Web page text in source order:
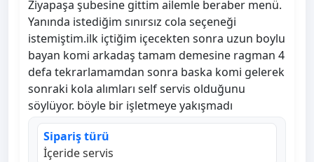
Ziyapaşa şubesine gittim ailemle beraber menü.
Yanında istediğim sınırsız cola seçeneği
istemiştim.ilk içtiğim içecekten sonra uzun boylu
bayan komi arkadaş tamam demesine ragman 4
defa tekrarlamamdan sonra baska komi gelerek
sonraki kola alımları self servis olduğunu
söylüyor. böyle bir işletmeye yakışmadı
Sipariş türü
İçeride servis